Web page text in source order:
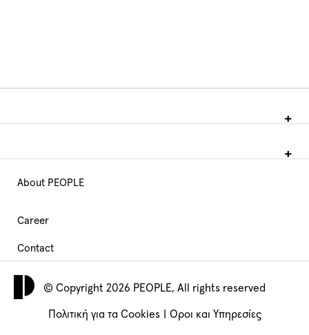
Main
Navigation
footer
About PEOPLE
Career
Contact
© Copyright 2026 PEOPLE, All rights reserved
Πολιτική για τα Cookies Όροι και Υπηρεσίες